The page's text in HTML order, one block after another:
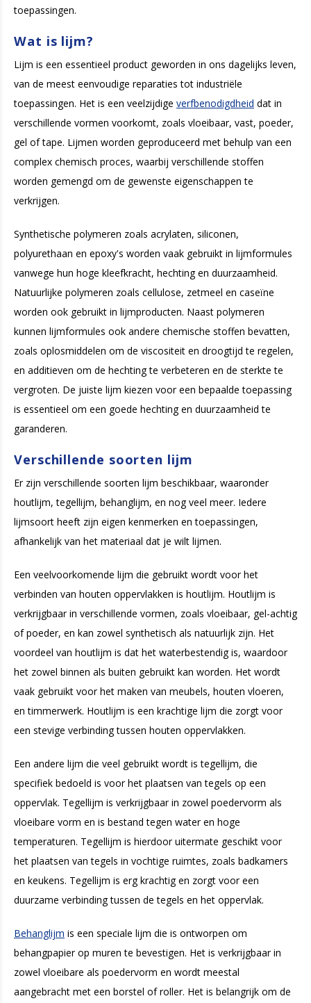
toepassingen.
Wat is lijm?
Lijm is een essentieel product geworden in ons dagelijks leven,
van de meest eenvoudige reparaties tot industriële
toepassingen. Het is een veelzijdige verfbenodigdheid dat in
verschillende vormen voorkomt, zoals vloeibaar, vast, poeder,
gel of tape. Lijmen worden geproduceerd met behulp van een
complex chemisch proces, waarbij verschillende stoffen
worden gemengd om de gewenste eigenschappen te
verkrijgen.
Synthetische polymeren zoals acrylaten, siliconen,
polyurethaan en epoxy's worden vaak gebruikt in lijmformules
vanwege hun hoge kleefkracht, hechting en duurzaamheid.
Natuurlijke polymeren zoals cellulose, zetmeel en caseïne
worden ook gebruikt in lijmproducten. Naast polymeren
kunnen lijmformules ook andere chemische stoffen bevatten,
zoals oplosmiddelen om de viscositeit en droogtijd te regelen,
en additieven om de hechting te verbeteren en de sterkte te
vergroten. De juiste lijm kiezen voor een bepaalde toepassing
is essentieel om een goede hechting en duurzaamheid te
garanderen.
Verschillende soorten lijm
Er zijn verschillende soorten lijm beschikbaar, waaronder
houtlijm, tegellijm, behanglijm, en nog veel meer. Iedere
lijmsoort heeft zijn eigen kenmerken en toepassingen,
afhankelijk van het materiaal dat je wilt lijmen.
Een veelvoorkomende lijm die gebruikt wordt voor het
verbinden van houten oppervlakken is houtlijm. Houtlijm is
verkrijgbaar in verschillende vormen, zoals vloeibaar, gel-achtig
of poeder, en kan zowel synthetisch als natuurlijk zijn. Het
voordeel van houtlijm is dat het waterbestendig is, waardoor
het zowel binnen als buiten gebruikt kan worden. Het wordt
vaak gebruikt voor het maken van meubels, houten vloeren,
en timmerwerk. Houtlijm is een krachtige lijm die zorgt voor
een stevige verbinding tussen houten oppervlakken.
Een andere lijm die veel gebruikt wordt is tegellijm, die
specifiek bedoeld is voor het plaatsen van tegels op een
oppervlak. Tegellijm is verkrijgbaar in zowel poedervorm als
vloeibare vorm en is bestand tegen water en hoge
temperaturen. Tegellijm is hierdoor uitermate geschikt voor
het plaatsen van tegels in vochtige ruimtes, zoals badkamers
en keukens. Tegellijm is erg krachtig en zorgt voor een
duurzame verbinding tussen de tegels en het oppervlak.
Behanglijm is een speciale lijm die is ontworpen om
behangpapier op muren te bevestigen. Het is verkrijgbaar in
zowel vloeibare als poedervorm en wordt meestal
aangebracht met een borstel of roller. Het is belangrijk om de